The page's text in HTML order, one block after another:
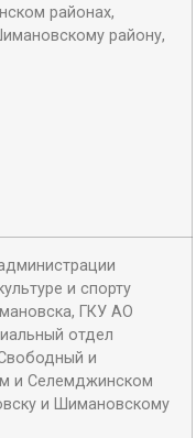
районах,
району,
и спорту
ГКУ АО
отдел
и
и Селемджинском
и Шимановскому